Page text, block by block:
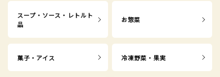
スープ・ソース・レトルト
品
お惣菜
菓子・アイス 冷凍野菜・果実